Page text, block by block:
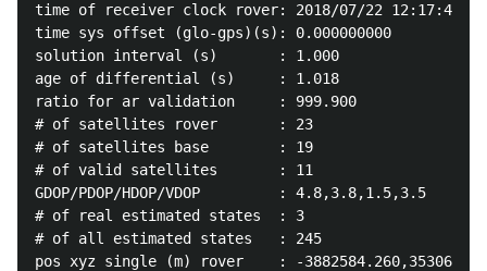
time of receiver clock rover: 2018/07/22
time sys offset (glo-gps)(s): 0.000000000
solution interval (s)       : 1.000
age of differential (s)     : 1.018
ratio for ar validation     : 999.900
# of satellites rover       : 23
# of satellites base        : 19
# of valid satellites       : 11
GDOP/PDOP/HDOP/VDOP         : 4.8,3.8,1.5,3.5
# of real estimated states  : 3
# of all estimated states   : 245
pos xyz single (m) rover    : -